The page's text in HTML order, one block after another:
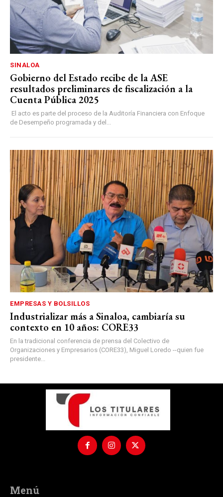
SINALOA
Gobierno del Estado recibe de la ASE
resultados preliminares de fiscalización a la
Cuenta Pública 2025
El acto es parte del proceso de la Auditoría Financiera con Enfoque
de Desempeño programada y del...
EMPRESAS Y BOLSILLOS
Industrializar más a Sinaloa, cambiaría su
contexto en 10 años: CORE33
En la tradicional conferencia de prensa del Colectivo de
Organizaciones y Empresarios (CORE33), Miguel Loredo --quien fue
presidente...
Menú